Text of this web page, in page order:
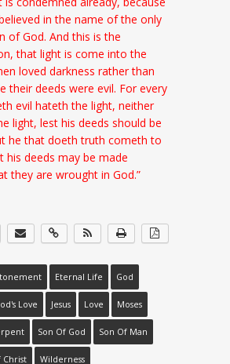
in the name of the only
of God. And this is the
that light is come into the
loved darkness rather than
their deeds were evil. For every
evil hateth the light, neither
light, lest his deeds should be
he that doeth truth cometh to
his deeds may be made
they are wrought in God.”
Eternal Life God
Love Jesus Love Moses
Son Of God Son Of Man
Christ Wilderness